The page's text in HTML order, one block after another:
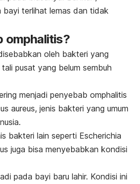
bayi terlihat lemas dan tidak
omphalitis?
oleh bakteri yang
pusat yang belum sembuh
menjadi penyebab omphalitis
aureus, jenis bakteri yang umum
bakteri lain seperti Escherichia
juga bisa menyebabkan kondisi
pada bayi baru lahir. Kondisi ini